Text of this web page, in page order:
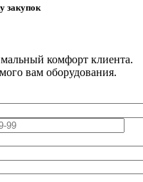
закупок
комфорт клиента.
вам оборудования.